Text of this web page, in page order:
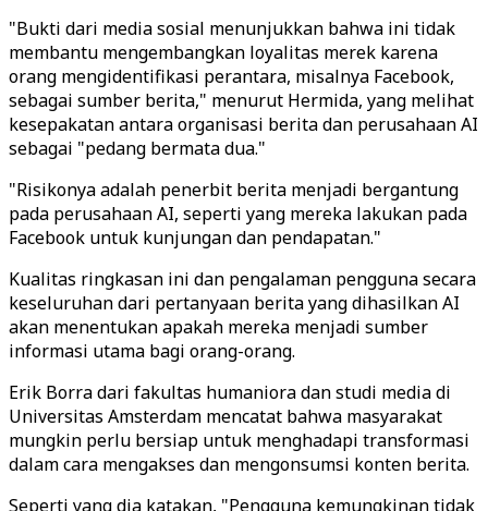
"Bukti dari media sosial menunjukkan bahwa ini tidak
membantu mengembangkan loyalitas merek karena
orang mengidentifikasi perantara, misalnya Facebook,
sebagai sumber berita," menurut Hermida, yang melihat
kesepakatan antara organisasi berita dan perusahaan AI
sebagai "pedang bermata dua."
"Risikonya adalah penerbit berita menjadi bergantung
pada perusahaan AI, seperti yang mereka lakukan pada
Facebook untuk kunjungan dan pendapatan."
Kualitas ringkasan ini dan pengalaman pengguna secara
keseluruhan dari pertanyaan berita yang dihasilkan AI
akan menentukan apakah mereka menjadi sumber
informasi utama bagi orang-orang.
Erik Borra dari fakultas humaniora dan studi media di
Universitas Amsterdam mencatat bahwa masyarakat
mungkin perlu bersiap untuk menghadapi transformasi
dalam cara mengakses dan mengonsumsi konten berita.
Seperti yang dia katakan, "Pengguna kemungkinan tidak